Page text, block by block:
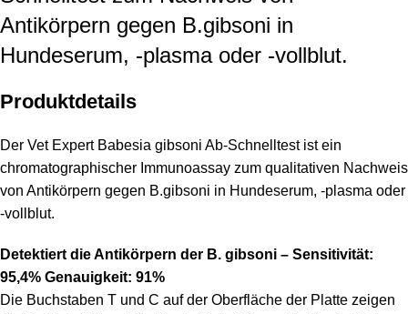
Antikörpern gegen B.gibsoni in
Hundeserum, -plasma oder -vollblut.
Produktdetails
Der Vet Expert Babesia gibsoni Ab-Schnelltest ist ein
chromatographischer Immunoassay zum qualitativen Nachweis
von Antikörpern gegen B.gibsoni in Hundeserum, -plasma oder
-vollblut.
Detektiert die Antikörpern der B. gibsoni – Sensitivität:
95,4% Genauigkeit: 91%
Die Buchstaben T und C auf der Oberfläche der Platte zeigen